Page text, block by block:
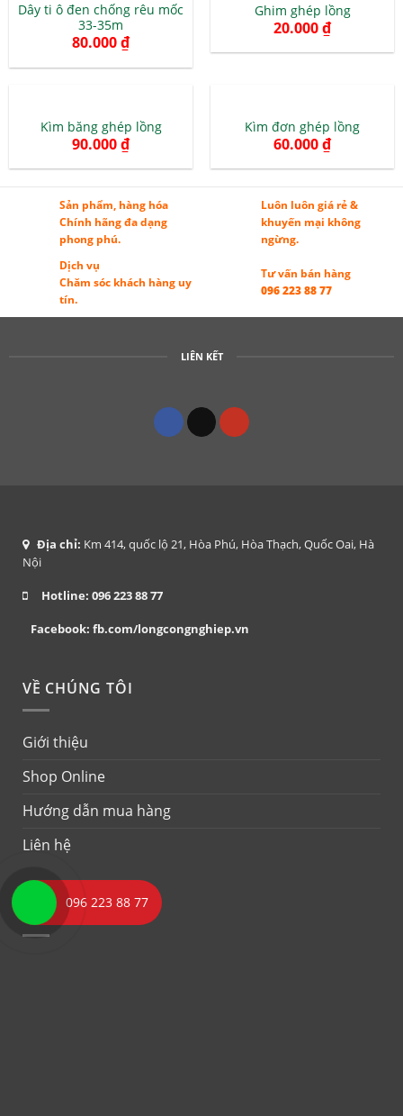
Dây ti ô đen chống rêu mốc
33-35m
80.000₫
Ghim ghép lồng
20.000₫
Kìm băng ghép lồng
90.000₫
Kìm đơn ghép lồng
60.000₫
Sản phẩm, hàng hóa
Chính hãng đa dạng
phong phú.
Luôn luôn giá rẻ &
khuyến mại không
ngừng.
Dịch vụ
Chăm sóc khách hàng uy
tín.
Tư vấn bán hàng
096 223 88 77
LIÊN KẾT
Địa chỉ: Km 414, quốc lộ 21, Hòa Phú, Hòa Thạch, Quốc Oai, Hà
Nội
Hotline: 096 223 88 77
Facebook: fb.com/longcongnghiep.vn
VỀ CHÚNG TÔI
Giới thiệu
Shop Online
Hướng dẫn mua hàng
Liên hệ
FANPAGE
096 223 88 77